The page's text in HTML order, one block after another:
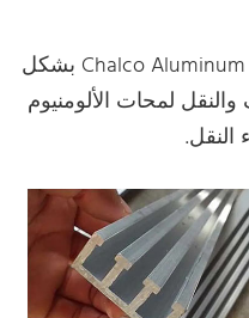
نظرت Chalco Aluminum بشكل
لمحات الألومنيوم
النقل.